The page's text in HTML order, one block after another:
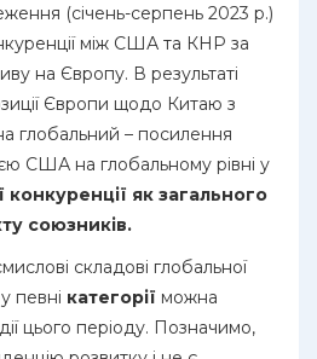
(січень-серпень 2023 р.)
між США та КНР за
на Європу. В результаті
Європи щодо Китаю з
глобальний – посилення
США на глобальному рівні у
конкуренції як загального
союзників.
складові глобальної
певні категорії можна
цього періоду. Позначимо,